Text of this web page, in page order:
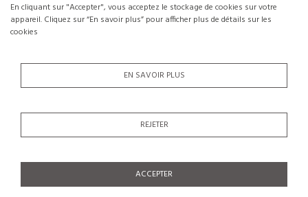
En cliquant sur "Accepter", vous acceptez le stockage de cookies sur votre
appareil. Cliquez sur “En savoir plus” pour afficher plus de détails sur les
cookies
EN SAVOIR PLUS
REJETER
ACCEPTER
Oiseau sculptural de Gérald Olivier,
€250